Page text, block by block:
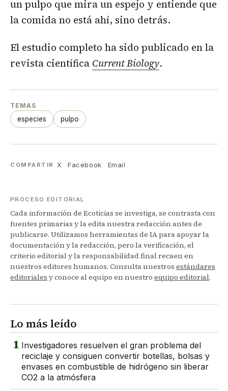
un pulpo que mira un espejo y entiende que
la comida no está ahí, sino detrás.
El estudio completo ha sido publicado en la
revista científica Current Biology.
TEMAS
especies pulpo
COMPARTIR X Facebook Email
PROCESO EDITORIAL
Cada información de Ecoticias se investiga, se contrasta con
fuentes primarias y la edita nuestra redacción antes de
publicarse. Utilizamos herramientas de IA para apoyar la
documentación y la redacción, pero la verificación, el
criterio editorial y la responsabilidad final recaen en
nuestros editores humanos. Consulta nuestros estándares
editoriales y conoce al equipo en nuestro equipo editorial.
Lo más leído
1 Investigadores resuelven el gran problema del
reciclaje y consiguen convertir botellas, bolsas y
envases en combustible de hidrógeno sin liberar
CO2 a la atmósfera